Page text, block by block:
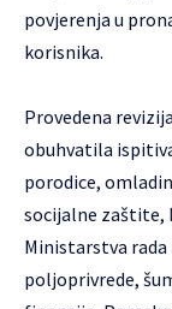
povjerenja u
korisnika.
Provedena
obuhvatila
porodice,
socijalne zaštite,
Ministarstva
poljoprivrede,